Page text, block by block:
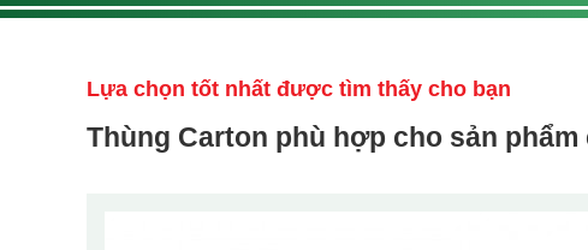
Lựa chọn tốt nhất được tìm thấy cho bạn
Thùng Carton phù hợp cho sản